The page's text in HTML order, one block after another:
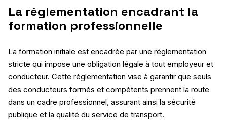
La réglementation encadrant la
formation professionnelle
La formation initiale est encadrée par une réglementation
stricte qui impose une obligation légale à tout employeur et
conducteur. Cette réglementation vise à garantir que seuls
des conducteurs formés et compétents prennent la route
dans un cadre professionnel, assurant ainsi la sécurité
publique et la qualité du service de transport.